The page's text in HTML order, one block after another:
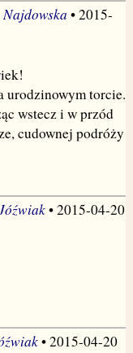
• 2015-
urodzinowym torcie.
wstecz i w przód
cudownej podróży
• 2015-04-20
• 2015-04-20